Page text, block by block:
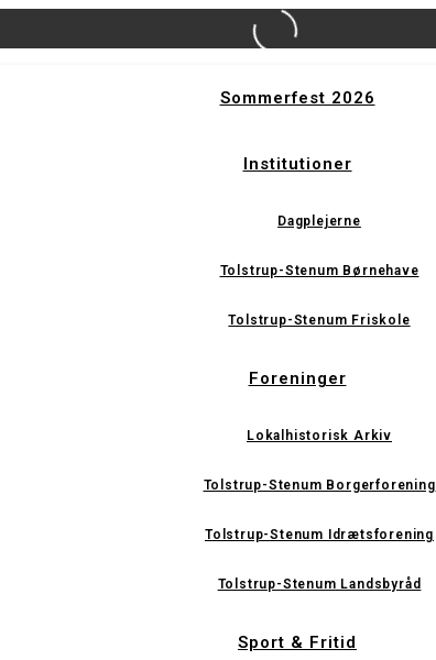
Sommerfest 2026
Institutioner
Dagplejerne
Tolstrup-Stenum Børnehave
Tolstrup-Stenum Friskole
Foreninger
Lokalhistorisk Arkiv
Tolstrup-Stenum Borgerforening
Tolstrup-Stenum Idrætsforening
Tolstrup-Stenum Landsbyråd
Sport & Fritid